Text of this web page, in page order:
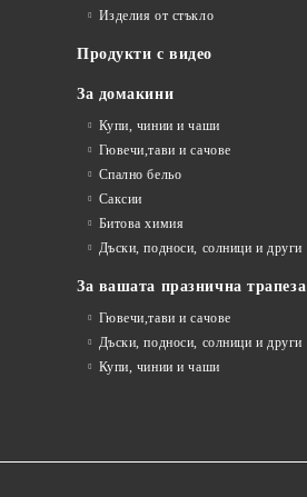
Изделия от стъкло
Продукти с видео
За домакини
Купи, чинии и чаши
Гювечи,тави и сачове
Спално бельо
Саксии
Битова химия
Дъски, подноси, солници и други
За вашата празнична трапеза
Гювечи,тави и сачове
Дъски, подноси, солници и други
Купи, чинии и чаши